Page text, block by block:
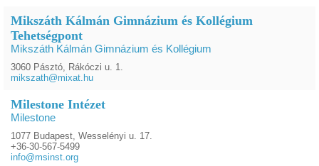
Mikszáth Kálmán Gimnázium és Kollégium
Tehetségpont
Mikszáth Kálmán Gimnázium és Kollégium
3060 Pásztó, Rákóczi u. 1.
mikszath@mixat.hu
Milestone Intézet
Milestone
1077 Budapest, Wesselényi u. 17.
+36-30-567-5499
info@msinst.org